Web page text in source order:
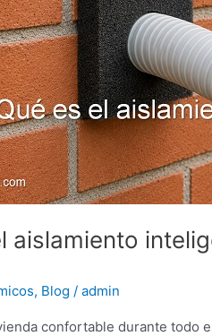
aislamiento
, Blog / admin
confortable durante todo